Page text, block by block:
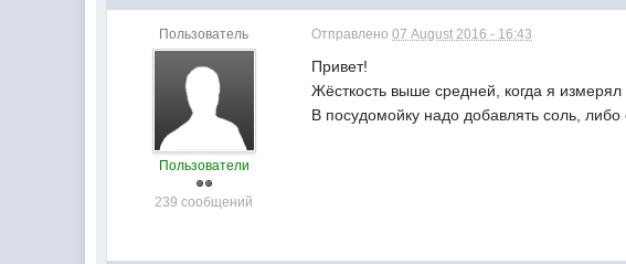
Пользователь
Пользователи
239 сообщений
Отправлено07 August 2016 - 16:43
Привет!
Жёсткость выше средней, когда я измерял
В посудомойку надо добавлять соль,